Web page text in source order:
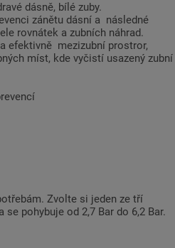
dásně, bílé zuby.
zánětu dásní a následné
rovnátek a zubních náhrad.
efektivně mezizubní prostror,
míst, kde vyčistí usazený zubní
Zvolte si jeden ze tří
pohybuje od 2,7 Bar do 6,2 Bar.